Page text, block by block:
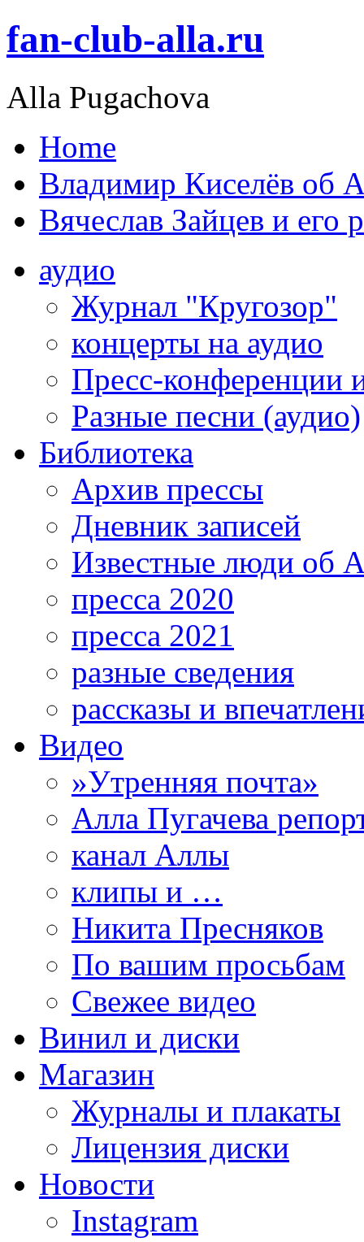
fan-club-alla.ru
Alla Pugachova
Home
Владимир Киселёв об
Вячеслав Зайцев и его
аудио
Журнал "Кругозор"
концерты на аудио
Пресс-конференции
Разные песни (аудио)
Библиотека
Архив прессы
Дневник записей
Известные люди об
пресса 2020
пресса 2021
разные сведения
рассказы и
Видео
»Утренняя почта»
Алла Пугачева
канал Аллы
клипы и …
Никита Пресняков
По вашим просьбам
Свежее видео
Винил и диски
Магазин
Журналы и плакаты
Лицензия диски
Новости
Instagram